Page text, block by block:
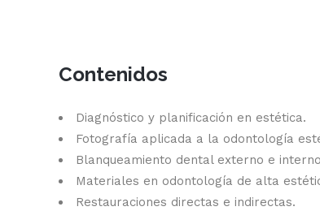
Contenidos
Diagnóstico y planificación en estética.
Fotografía aplicada a la odontología
Blanqueamiento dental externo e
Materiales en odontología de alta
Restauraciones directas e indirectas.